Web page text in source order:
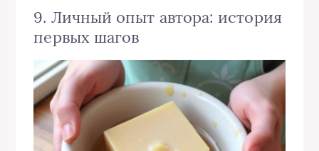
9. Личный опыт автора: история
первых шагов